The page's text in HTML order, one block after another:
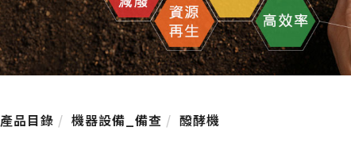
產品目錄 機器設備_備查 醱酵機